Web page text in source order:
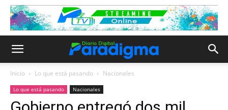
Inicio Lo que está pasando Nacionales
Lo que está pasando Nacionales